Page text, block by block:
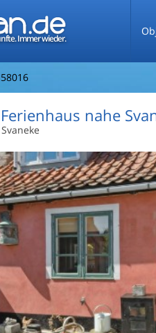
Immer wieder.
nahe